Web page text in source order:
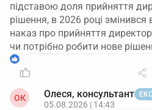
підставою доля прийняття
рішення, в 2026 році змінився
наказ про прийняття
чи потрібно робити нове
1
ОК Олеся, консультант
05.08.2026 | 14:43